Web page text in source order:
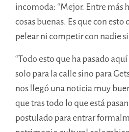
incomoda: “Mejor. Entre más
cosas buenas. Es que con
pelear ni competir con nadie
“Todo esto que ha pasado
solo para la calle sino para
nos llegó una noticia muy
que tras todo lo que está
postulado para entrar